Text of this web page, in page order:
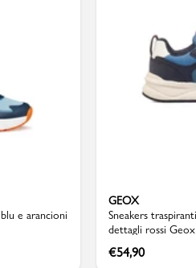
e arancioni
GEOX
Sneakers
dettagli rossi Geox
€54,90